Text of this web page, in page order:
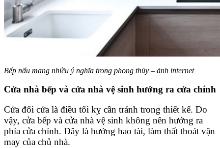
Bếp nấu mang nhiều ý nghĩa trong phong thủy – ảnh internet
Cửa nhà bếp và cửa nhà vệ sinh hướng ra cửa chính
Cửa đối cửa là điều tối kỵ cần tránh trong thiết kế. Do
vậy, cửa bếp và cửa nhà vệ sinh không nên hướng ra
phía cửa chính. Đây là hướng hao tài, làm thất thoát vận
may của chủ nhà.